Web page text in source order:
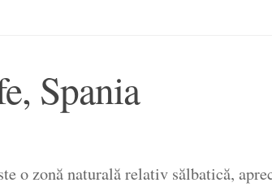
Spania
o zonă naturală relativ sălbatică,